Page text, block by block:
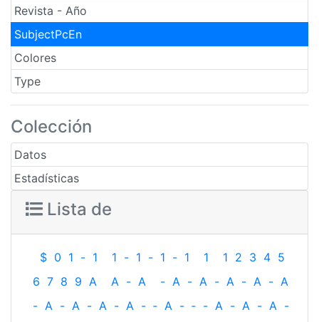
Revista - Año
SubjectPcEn
Colores
Type
Colección
Datos
Estadísticas
Lista de
$ 0 1 - 1 1 - 1 - 1 - 1 1 1 2 3 4 5
6 7 8 9 A A - A - A - A - A - A - A
- A - A - A - A - ‐ A - ‐ - A - A - A -